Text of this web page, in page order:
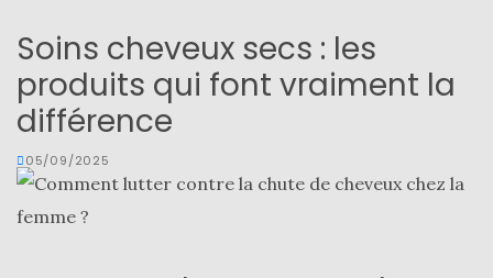
Soins cheveux secs : les
produits qui font vraiment la
différence
05/09/2025